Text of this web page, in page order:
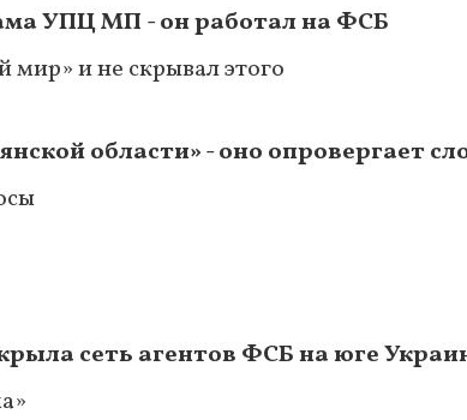
УПЦ МП - он работал на ФСБ
мир» и не скрывал этого
области» - оно опровергает
сеть агентов ФСБ на юге